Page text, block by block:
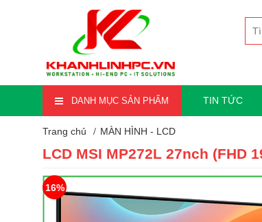
DANH MỤC SẢN PHẨM TIN TỨC
Trang chủ MÀN HÌNH - LCD
LCD MSI MP272L 27nch (FHD
16%